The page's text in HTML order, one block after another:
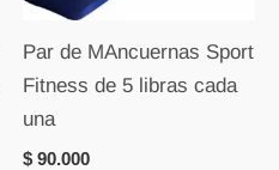
Par de MAncuernas Sport
Fitness de 5 libras cada
una
$ 90.000